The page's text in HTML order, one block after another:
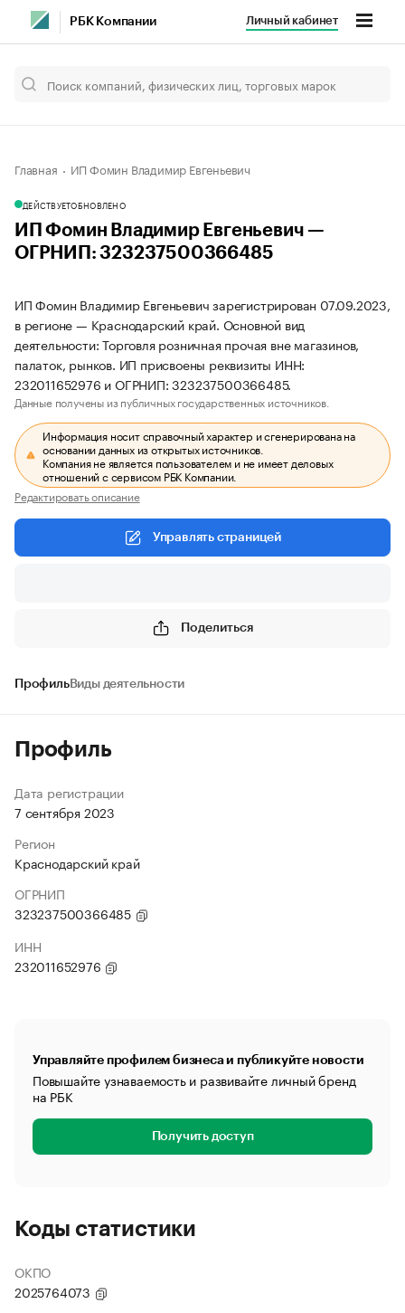
РБК Компании Личный кабинет
Главная ИП Фомин Владимир Евгеньевич
ДЕЙСТВУЕТОБНОВЛЕНО
ИП Фомин Владимир Евгеньевич —
ОГРНИП: 323237500366485
ИП Фомин Владимир Евгеньевич зарегистрирован 07.09.2023,
в регионе — Краснодарский край. Основной вид
деятельности: Торговля розничная прочая вне магазинов,
палаток, рынков. ИП присвоены реквизиты ИНН:
232011652976 и ОГРНИП: 323237500366485.
Данные получены из публичных государственных источников.
Информация носит справочный характер и сгенерирована на
основании данных из открытых источников.
Компания не является пользователем и не имеет деловых
отношений с сервисом РБК Компании.
Редактировать описание
Управлять страницей
Поделиться
ПрофильВиды деятельности
Профиль
Дата регистрации
7 сентября 2023
Регион
Краснодарский край
ОГРНИП
323237500366485
ИНН
232011652976
Управляйте профилем бизнеса и публикуйте новости
Повышайте узнаваемость и развивайте личный бренд
на РБК
Получить доступ
Коды статистики
ОКПО
2025764073